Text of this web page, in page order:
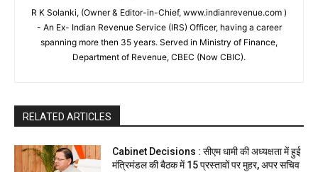
R K Solanki, (Owner & Editor-in-Chief, www.indianrevenue.com )
- An Ex- Indian Revenue Service (IRS) Officer, having a career
spanning more then 35 years. Served in Ministry of Finance,
Department of Revenue, CBEC (Now CBIC).
RELATED ARTICLES
Cabinet Decisions : सीएम धामी की अध्यक्षता में हुई
मंत्रिमंडल की बैठक में 15 प्रस्तावों पर मुहर, अपर सचिव